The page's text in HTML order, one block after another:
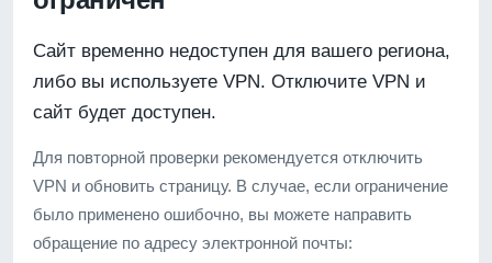
Сайт временно недоступен для вашего региона,
либо вы используете VPN. Отключите VPN и
сайт будет доступен.
Для повторной проверки рекомендуется отключить
VPN и обновить страницу. В случае, если ограничение
было применено ошибочно, вы можете направить
обращение по адресу электронной почты: